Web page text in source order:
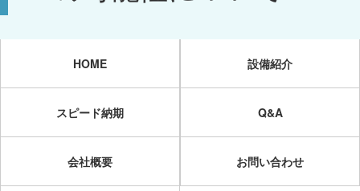
HOME 設備紹介
スピード納期 Q&A
会社概要 お問い合わせ